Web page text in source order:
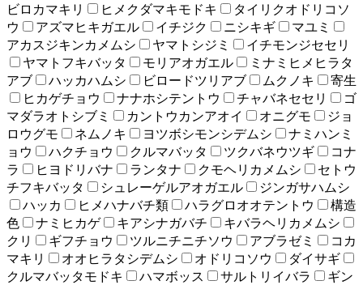
ビロカマキリ
ヒメクダマキモドキ
タイリクオドリコソ
ウ
アズマヒキガエル イチジク ニシキギ
マユミ
アカスジキンカメムシ
ヤマトシジミ
イチモンジセセリ
ヤマトフキバッタ
モリアオガエル
ミナミヒメヒラタ
アブ
ハッカハムシ ビロードツリアブ ムクノキ
寄生
ヒカゲチョウ
ナナホシテントウ チャバネセセリ
ゴ
マダラオトシブミ
カントウカンアオイ オニグモ
ジョ
ロウグモ
ネムノキ ヨツボシモンシデムシ
ナミハンミ
ョウ
ハクチョウ クルマバッタ ツクバネウツギ
コナ
ラ
ヒヨドリバナ ランタナ クモヘリカメムシ
セトウ
チフキバッタ
シュレーゲルアオガエル
ジンガサハムシ
ハッカ
ヒメハナバチ類 ハラグロオオテントウ
構造
色
ナミヒカゲ キアシナガバチ
キバラヘリカメムシ
クリ
ギフチョウ ツルニチニチソウ アブラゼミ
コカ
マキリ
オオヒラタシデムシ オドリコソウ
ダイサギ
クルマバッタモドキ
ハマボッス サルトリイバラ
ギン